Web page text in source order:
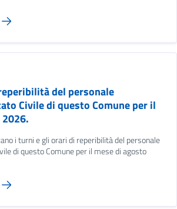
del personale
Civile di questo Comune per il
i turni e gli orari di reperibilità del personale
di questo Comune per il mese di agosto